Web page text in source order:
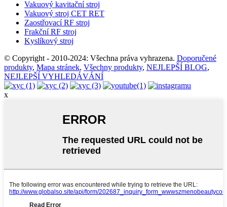
Vakuový kavitační stroj
Vakuový stroj CET RET
Zaostřovací RF stroj
Frakční RF stroj
Kyslíkový stroj
© Copyright - 2010-2024: Všechna práva vyhrazena. Doporučené
produkty, Mapa stránek, Všechny produkty, NEJLEPŠÍ BLOG,
NEJLEPŠÍ VYHLEDÁVÁNÍ
x